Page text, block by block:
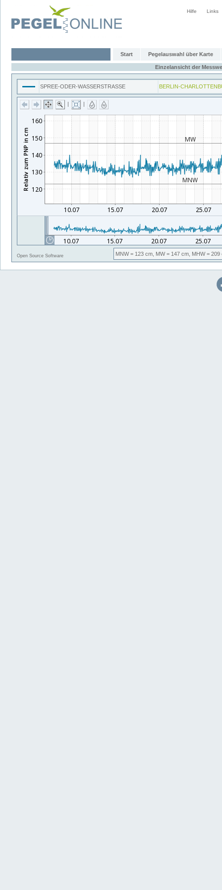
Hilfe Links
Start Pegelauswahl über Karte
Einzelansicht der
SPREE-ODER-WASSERSTRASSE BERLIN-
| |
Open Source Software MNW= 123 cm, MW= 147 cm, MHW= 209